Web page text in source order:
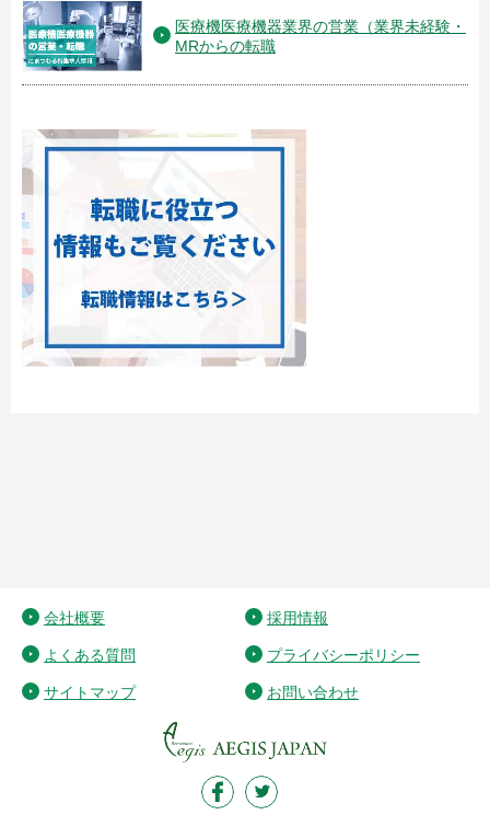
医療機医療機器業界の営業（業界未経験・
MRからの転職
会社概要 採用情報
よくある質問 プライバシーポリシー
サイトマップ お問い合わせ